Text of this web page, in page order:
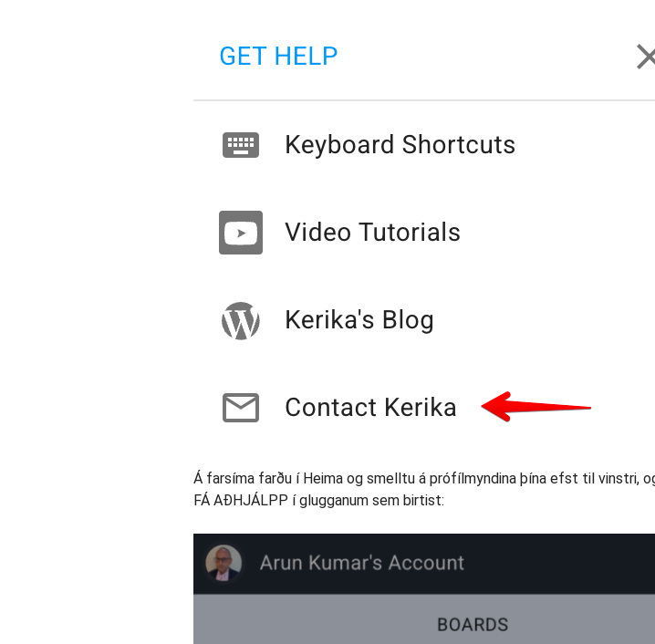
Á farsíma farðu í Heima og smelltu á prófílmyndina þína efst til vinstri,
FÁ AÐHJÁLPP í glugganum sem birtist: